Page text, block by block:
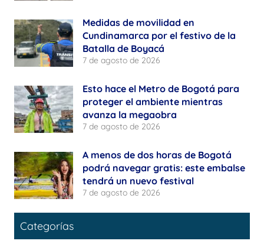
Medidas de movilidad en
Cundinamarca por el festivo de la
Batalla de Boyacá
7 de agosto de 2026
Esto hace el Metro de Bogotá para
proteger el ambiente mientras
avanza la megaobra
7 de agosto de 2026
A menos de dos horas de Bogotá
podrá navegar gratis: este embalse
tendrá un nuevo festival
7 de agosto de 2026
Categorías